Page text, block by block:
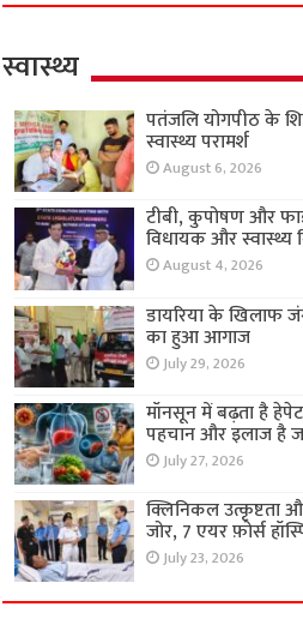
स्वास्थ्य
पतंजलि योगपीठ के
स्वास्थ्य परामर्श
August 6, 2026
टीबी, कुपोषण और
विधायक और स्वास्थ्य
August 4, 2026
डायरिया के खिलाफ
का हुआ आगाज
July 29, 2026
मॉनसून में बढ़ता है
पहचान और इलाज है
July 27, 2026
क्लिनिकल उत्कृष्टता
जोर, 7 एयर फ़ोर्स
July 23, 2026